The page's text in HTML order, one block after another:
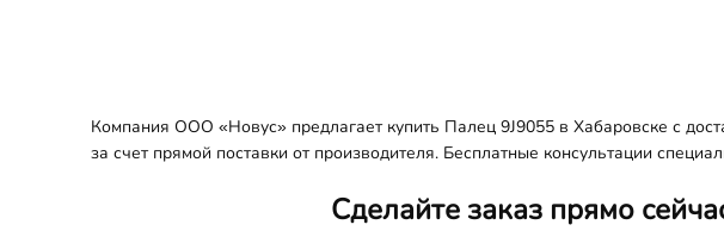
Компания ООО «Новус» предлагает купить Палец 9J9055 в Хабаровске с
за счет прямой поставки от производителя. Бесплатные консультации
Сделайте заказ прямо